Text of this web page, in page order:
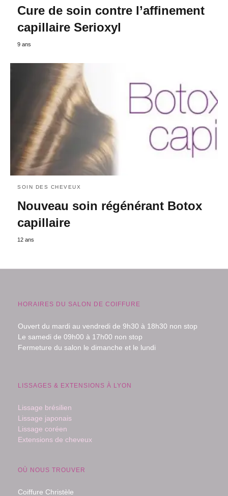
Cure de soin contre l’affinement
capillaire Serioxyl
9 ans
SOIN DES CHEVEUX
Nouveau soin régénérant Botox
capillaire
12 ans
HORAIRES DU SALON DE COIFFURE
Ouvert du mardi au vendredi de 9h30 à 18h30 non stop
Le samedi de 09h00 à 17h00 non stop
Fermeture du salon le dimanche et le lundi
LISSAGES & EXTENSIONS À LYON
Lissage brésilien
Lissage japonais
Lissage coréen
Extensions de cheveux
OÙ NOUS TROUVER
Coiffure Christèle